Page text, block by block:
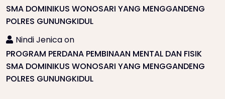
SMA DOMINIKUS WONOSARI YANG MENGGANDENG
POLRES GUNUNGKIDUL
Nindi Jenicaon
PROGRAM PERDANA PEMBINAAN MENTAL DAN FISIK
SMA DOMINIKUS WONOSARI YANG MENGGANDENG
POLRES GUNUNGKIDUL